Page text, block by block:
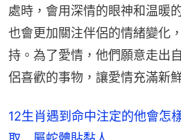
處時，會用深情的眼神和温暖
也會更加關注伴侶的情緒變化
持。為了愛情，他們願意走出
侶喜歡的事物，讓愛情充滿新
12生肖遇到命中注定的他會